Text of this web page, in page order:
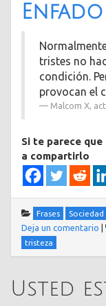
Enfado
tristes no
condición.
provocan el
Malcom X,
Si te parece
a compartirlo
Frases Sociedad
Deja un comentario |
tristeza
Usted